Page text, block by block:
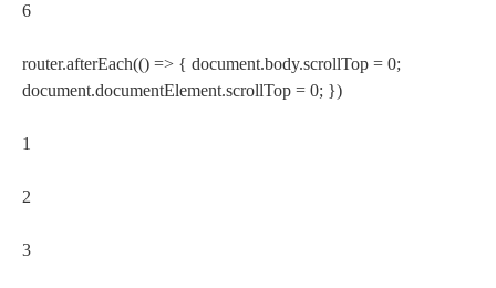
6
router.afterEach(() => { document.body.scrollTop = 0;
document.documentElement.scrollTop = 0; })
1
2
3